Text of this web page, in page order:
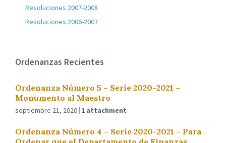
Resoluciones 2007-2008
Resoluciones 2006-2007
Ordenanzas Recientes
Ordenanza Número 5 – Serie 2020-2021 –
Monumento al Maestro
septiembre 21, 2020 1 attachment
Ordenanza Número 4 – Serie 2020-2021 – Para